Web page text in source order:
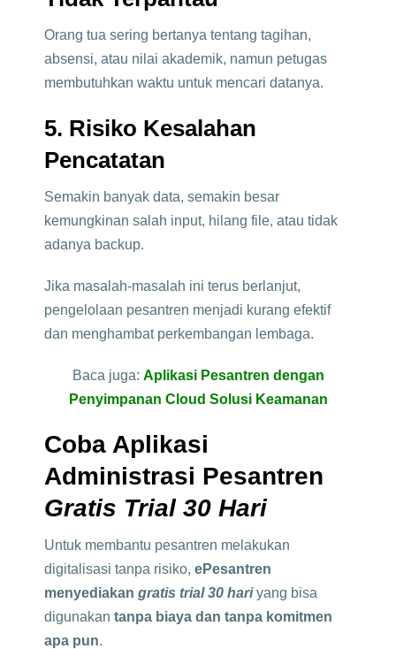
Orang tua sering bertanya tentang tagihan,
absensi, atau nilai akademik, namun petugas
membutuhkan waktu untuk mencari datanya.
5. Risiko Kesalahan
Pencatatan
Semakin banyak data, semakin besar
kemungkinan salah input, hilang file, atau tidak
adanya backup.
Jika masalah-masalah ini terus berlanjut,
pengelolaan pesantren menjadi kurang efektif
dan menghambat perkembangan lembaga.
Baca juga: Aplikasi Pesantren dengan
Penyimpanan Cloud Solusi Keamanan
Coba Aplikasi
Administrasi Pesantren
Gratis Trial 30 Hari
Untuk membantu pesantren melakukan
digitalisasi tanpa risiko, ePesantren
menyediakan gratis trial 30 hariyang bisa
digunakan tanpa biaya dan tanpa komitmen
apa pun.